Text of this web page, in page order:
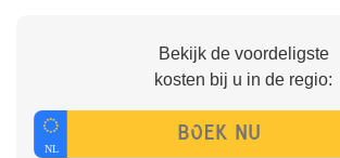
Bekijk de voordeligste
kosten bij u in de regio: